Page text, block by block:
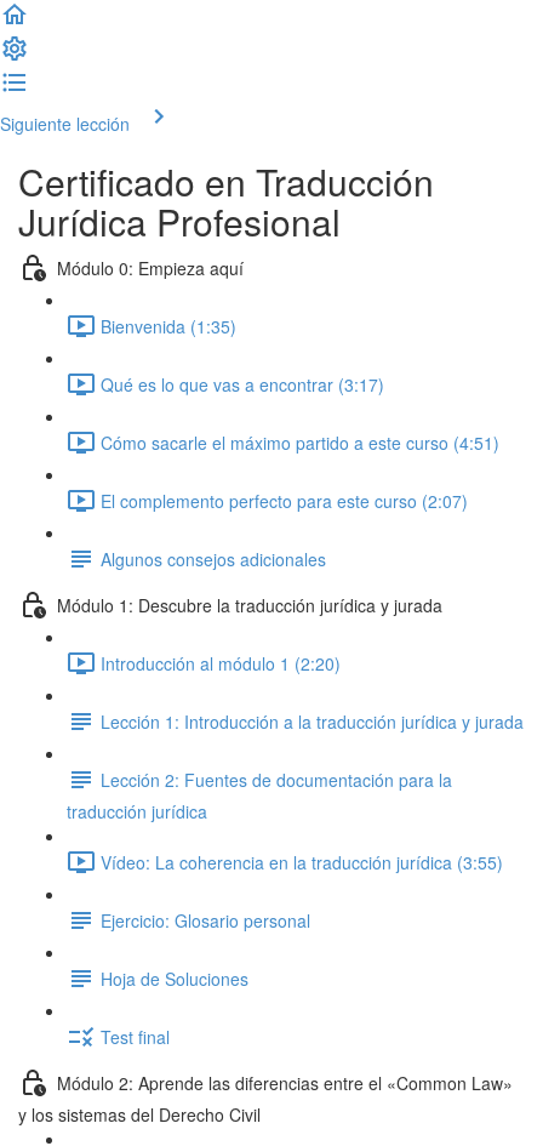
Siguiente lección
Certificado en Traducción
Jurídica Profesional
Módulo 0: Empieza aquí
Bienvenida (1:35)
Qué es lo que vas a encontrar (3:17)
Cómo sacarle el máximo partido a este curso (4:51)
El complemento perfecto para este curso (2:07)
Algunos consejos adicionales
Módulo 1: Descubre la traducción jurídica y jurada
Introducción al módulo 1 (2:20)
Lección 1: Introducción a la traducción jurídica y jurada
Lección 2: Fuentes de documentación para la
traducción jurídica
Vídeo: La coherencia en la traducción jurídica (3:55)
Ejercicio: Glosario personal
Hoja de Soluciones
Test final
Módulo 2: Aprende las diferencias entre el «Common Law»
y los sistemas del Derecho Civil